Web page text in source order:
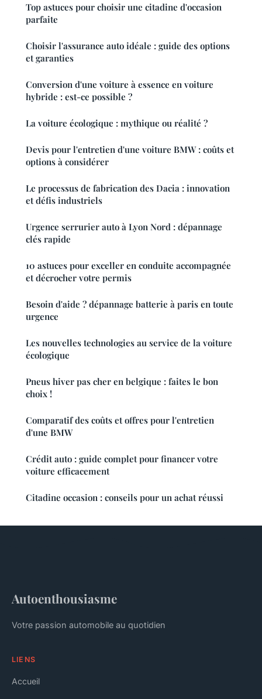
Top astuces pour choisir une citadine d'occasion
parfaite
Choisir l'assurance auto idéale : guide des options
et garanties
Conversion d'une voiture à essence en voiture
hybride : est-ce possible ?
La voiture écologique : mythique ou réalité ?
Devis pour l'entretien d'une voiture BMW : coûts et
options à considérer
Le processus de fabrication des Dacia : innovation
et défis industriels
Urgence serrurier auto à Lyon Nord : dépannage
clés rapide
10 astuces pour exceller en conduite accompagnée
et décrocher votre permis
Besoin d'aide ? dépannage batterie à paris en toute
urgence
Les nouvelles technologies au service de la voiture
écologique
Pneus hiver pas cher en belgique : faites le bon
choix !
Comparatif des coûts et offres pour l'entretien
d'une BMW
Crédit auto : guide complet pour financer votre
voiture efficacement
Citadine occasion : conseils pour un achat réussi
Autoenthousiasme
Votre passion automobile au quotidien
LIENS
Accueil